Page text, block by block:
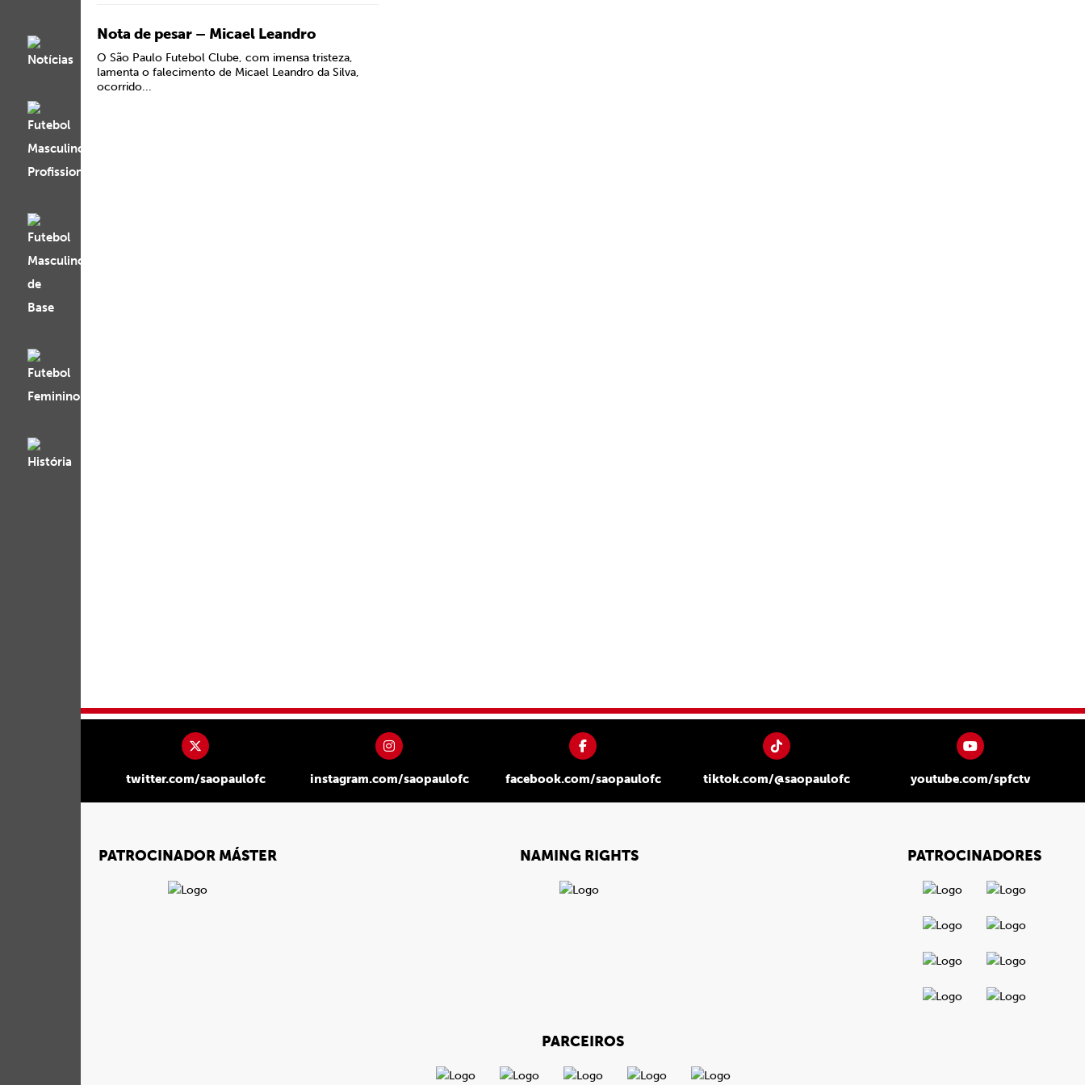
Nota de pesar – Micael Leandro
O São Paulo Futebol Clube, com imensa tristeza,
lamenta o falecimento de Micael Leandro da Silva,
ocorrido...
twitter.com/saopaulofc instagram.com/saopaulofc facebook.com/saopaulofc tiktok.com/@saopaulofc youtube.com/spfctv
PATROCINADOR MÁSTER NAMING RIGHTS PATROCINADORES
PARCEIROS